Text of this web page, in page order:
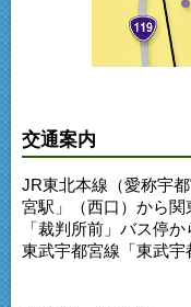
交通案内
JR東北本線（愛称宇
宮駅」（西口）から関
「裁判所前」バス停
東武宇都宮線「東武